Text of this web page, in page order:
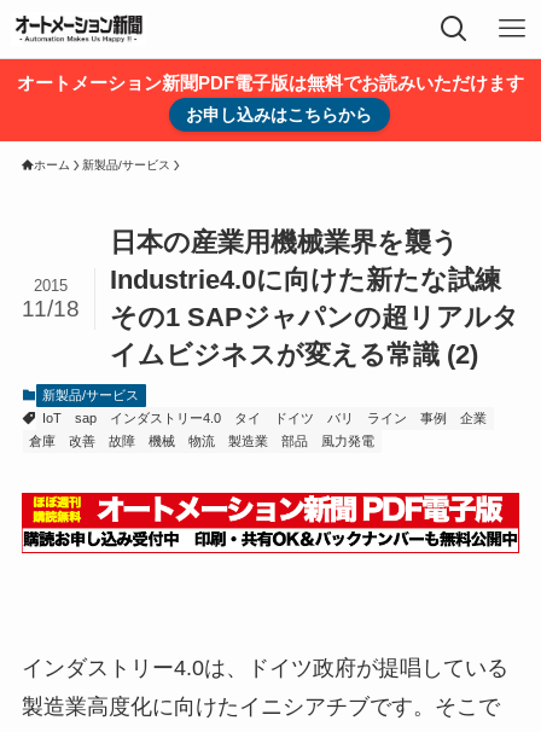
オートメーション新聞PDF電子版は無料でお読みいただけます
お申し込みはこちらから
ホーム 新製品/サービス
日本の産業用機械業界を襲う
Industrie4.0に向けた新たな試練
その1 SAPジャパンの超リアルタ
イムビジネスが変える常識 (2)
2015
11/18
新製品/サービス
IoT
sap インダストリー4.0 タイ ドイツ バリ ライン 事例
企業
倉庫
改善 故障 機械 物流 製造業 部品 風力発電
インダストリー4.0は、ドイツ政府が提唱している
製造業高度化に向けたイニシアチブです。そこで